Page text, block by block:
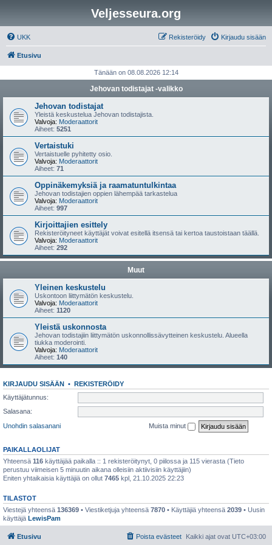
Veljesseura.org
UKK Kirjaudu sisään
Rekisteröidy
Etusivu
Tänään on 08.08.2026 12:14
Jehovan todistajat -valikko
Jehovan todistajat
Yleistä keskustelua Jehovan todistajista.
Valvoja: Moderaattorit
Aiheet: 5251
Vertaistuki
Vertaistuelle pyhitetty osio.
Valvoja: Moderaattorit
Aiheet: 71
Oppinäkemyksiä ja raamatuntulkintaa
Jehovan todistajien oppien lähempää tarkastelua
Valvoja: Moderaattorit
Aiheet: 997
Kirjoittajien esittely
Rekisteröityneet käyttäjät voivat esitellä itsensä tai kertoa taustoistaan täällä.
Valvoja: Moderaattorit
Aiheet: 292
Muut
Yleinen keskustelu
Uskontoon liittymätön keskustelu.
Valvoja: Moderaattorit
Aiheet: 1120
Yleistä uskonnosta
Jehovan todistajiin liittymätön uskonnollissävytteinen keskustelu. Alueella
tiukka moderointi.
Valvoja: Moderaattorit
Aiheet: 140
KIRJAUDU SISÄÄN • REKISTERÖIDY
Käyttäjätunnus:
Salasana:
Unohdin salasanani
Muista minut
PAIKALLAOLIJAT
Yhteensä 116 käyttäjää paikalla :: 1 rekisteröitynyt, 0 piilossa ja 115 vierasta (Tieto
perustuu viimeisen 5 minuutin aikana olleisiin aktiivisiin käyttäjiin)
Eniten yhtaikaisia käyttäjiä on ollut 7465 kpl, 21.10.2025 22:23
TILASTOT
Viestejä yhteensä 136369 • Viestiketjuja yhteensä 7870 • Käyttäjiä yhteensä 2039 • Uusin
käyttäjä LewisPam
Etusivu Kaikki ajat ovat UTC+03:00
Poista evästeet